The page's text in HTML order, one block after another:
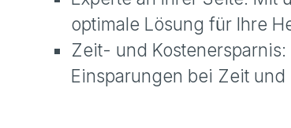
optimale Lösung für Ihre
Zeit- und
Einsparungen bei Zeit und